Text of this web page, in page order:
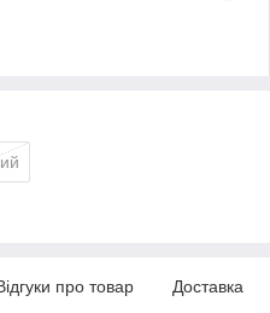
про товар Доставка